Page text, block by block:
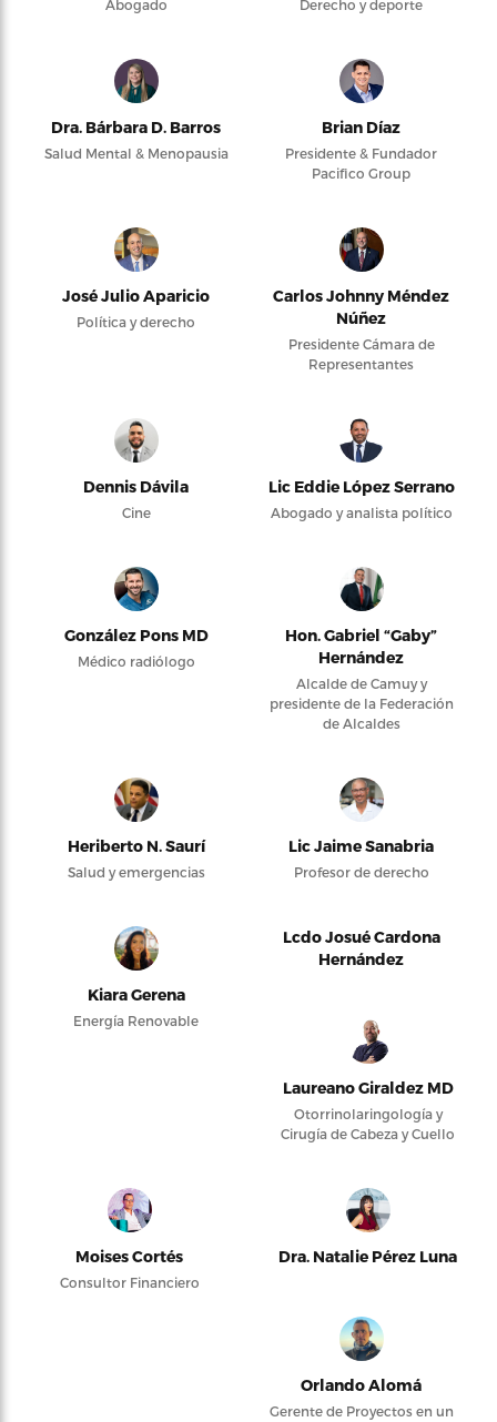
Abogado Derecho y deporte
Dra. Bárbara D. Barros
Salud Mental & Menopausia
Brian Díaz
Presidente & Fundador
Pacifico Group
José Julio Aparicio
Política y derecho
Carlos Johnny Méndez
Núñez
Presidente Cámara de
Representantes
Dennis Dávila
Cine
Lic Eddie López Serrano
Abogado y analista político
González Pons MD
Médico radiólogo
Hon. Gabriel “Gaby”
Hernández
Alcalde de Camuy y
presidente de la Federación
de Alcaldes
Heriberto N. Saurí
Salud y emergencias
Lic Jaime Sanabria
Profesor de derecho
Kiara Gerena
Energía Renovable
Lcdo Josué Cardona
Hernández
Laureano Giraldez MD
Otorrinolaringología y
Cirugía de Cabeza y Cuello
Moises Cortés
Consultor Financiero
Dra. Natalie Pérez Luna
Orlando Alomá
Gerente de Proyectos en un